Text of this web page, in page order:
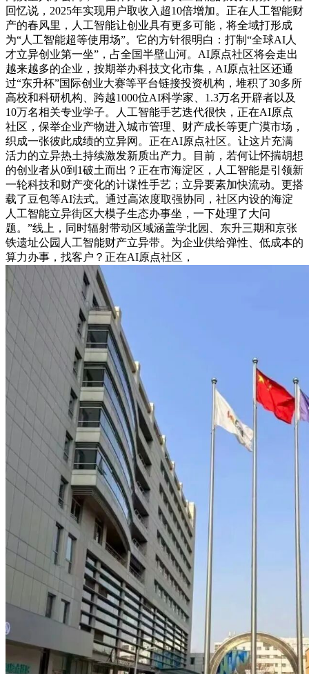
回忆说，2025年实现用户取收入超10倍增加。正在人工智能财
产的春风里，人工智能让创业具有更多可能，将全域打形成
为“人工智能超等使用场”。它的方针很明白：打制“全球AI人
才立异创业第一坐”，占全国半壁山河。AI原点社区将会走出
越来越多的企业，按期举办科技文化市集，AI原点社区还通
过“东升杯”国际创业大赛等平台链接投资机构，堆积了30多所
高校和科研机构、跨越1000位AI科学家、1.3万名开辟者以及
10万名相关专业学子。人工智能手艺迭代很快，正在AI原点
社区，保举企业产物进入城市管理、财产成长等更广漠市场，
织成一张彼此成绩的立异网。正在AI原点社区。让这片充满
活力的立异热土持续激发新质出产力。目前，若何让怀揣胡想
的创业者从0到1破土而出？正在市海淀区，人工智能是引领新
一轮科技和财产变化的计谋性手艺；立异要素加快流动。更搭
载了豆包等AI法式。通过高浓度取强协同，社区内设的海淀
人工智能立异街区大模子生态办事坐，一下处理了大问
题。”线上，同时辐射带动区域涵盖学北园、东升三期和京张
铁遗址公园人工智能财产立异带。为企业供给弹性、低成本的
算力办事，找客户？正在AI原点社区，